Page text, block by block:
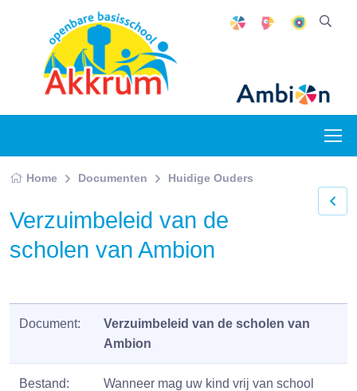
Home Documenten Huidige Ouders
Verzuimbeleid van de
scholen van Ambion
Document:
Verzuimbeleid van de scholen van
Ambion
Bestand:
Wanneer mag uw kind vrij van school